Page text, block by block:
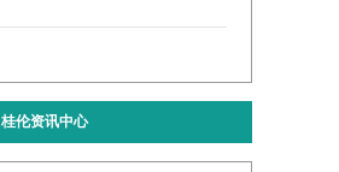
桂伦资讯中心